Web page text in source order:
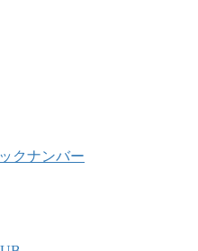
クナンバー